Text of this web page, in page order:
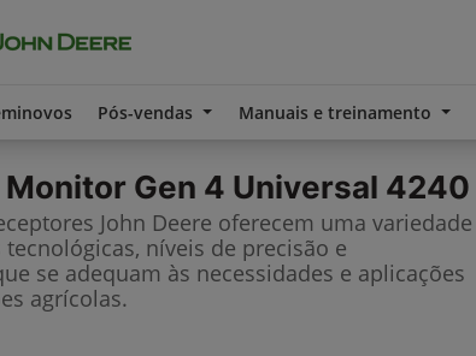
Pós-vendas Manuais e treinamento
Monitor Gen 4 Universal 4240
John Deere oferecem uma variedade
níveis de precisão e
se adequam às necessidades e aplicações
agrícolas.